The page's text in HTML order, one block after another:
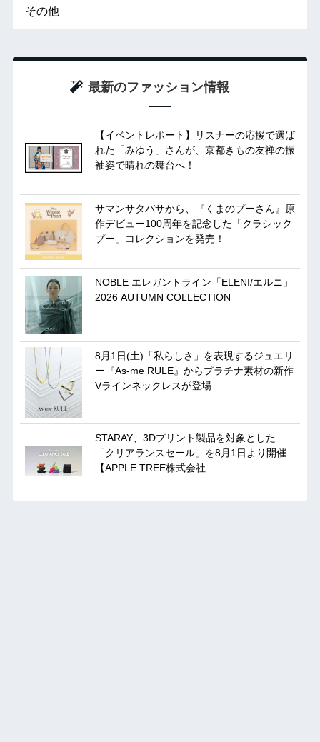
その他
最新のファッション情報
【イベントレポート】リスナーの応援で選ば
れた「みゆう」さんが、京都きもの友禅の振
袖姿で晴れの舞台へ！
サマンサタバサから、『くまのプーさん』原
作デビュー100周年を記念した「クラシック
プー」コレクションを発売！
NOBLE エレガントライン「ELENI/エルニ」
2026 AUTUMN COLLECTION
8月1日(土)「私らしさ」を表現するジュエリ
ー『As-me RULE』からプラチナ素材の新作
Vラインネックレスが登場
STARAY、3Dプリント製品を対象とした
「クリアランスセール」を8月1日より開催
【APPLE TREE株式会社